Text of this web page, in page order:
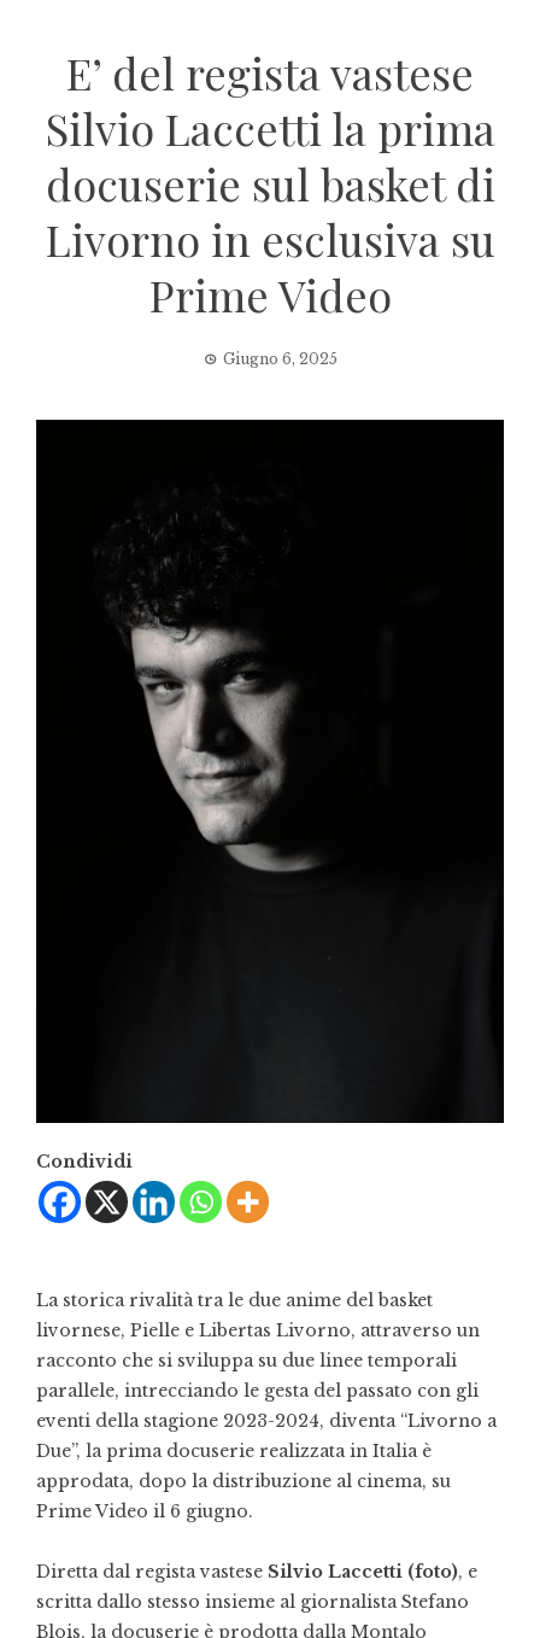
E’ del regista vastese
Silvio Laccetti la prima
docuserie sul basket di
Livorno in esclusiva su
Prime Video
Giugno 6, 2025
Condividi
La storica rivalità tra le due anime del basket
livornese, Pielle e Libertas Livorno, attraverso un
racconto che si sviluppa su due linee temporali
parallele, intrecciando le gesta del passato con gli
eventi della stagione 2023-2024, diventa “Livorno a
Due”, la prima docuserie realizzata in Italia è
approdata, dopo la distribuzione al cinema, su
Prime Video il 6 giugno.
Diretta dal regista vastese Silvio Laccetti (foto), e
scritta dallo stesso insieme al giornalista Stefano
Blois, la docuserie è prodotta dalla Montalo